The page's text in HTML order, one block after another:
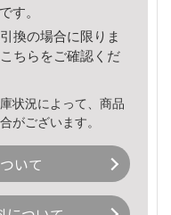
す。
換の場合に限りま
こちら をご確認くだ
状況によって、商品
がございます。
いて